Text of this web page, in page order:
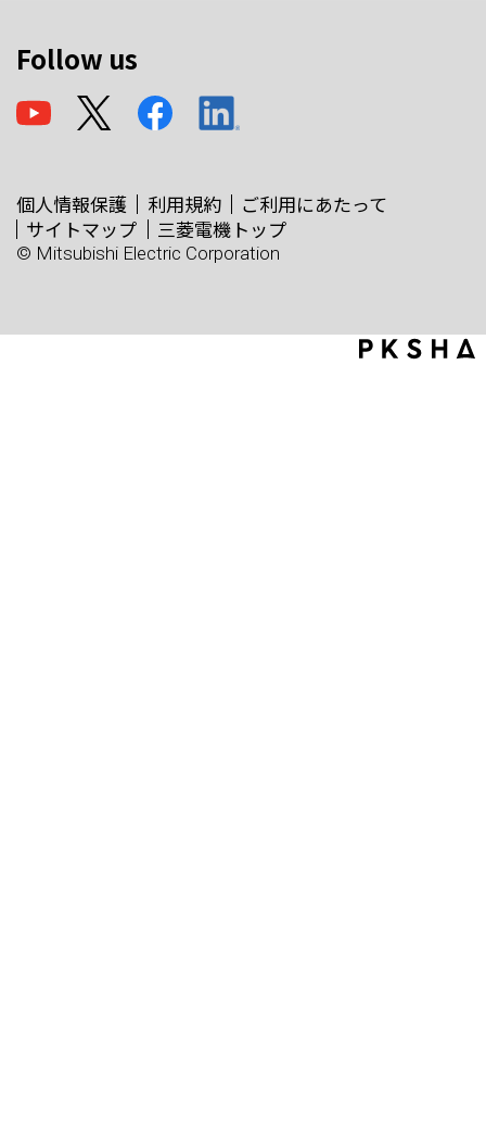
Follow us
個人情報保護 利用規約
ご利用にあたって
サイトマップ
三菱電機トップ
© Mitsubishi Electric Corporation